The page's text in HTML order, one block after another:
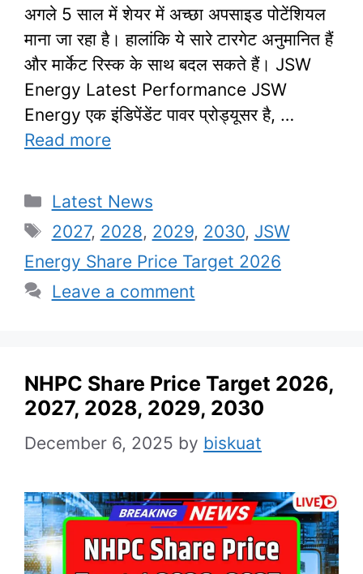
अगले 5 साल में शेयर में अच्छा अपसाइड पोटेंशियल
माना जा रहा है। हालांकि ये सारे टारगेट अनुमानित हैं
और मार्केट रिस्क के साथ बदल सकते हैं। JSW
Energy Latest Performance JSW
Energy एक इंडिपेंडेंट पावर प्रोड्यूसर है, …
Read more
Categories
Latest News
Tags
2027, 2028, 2029, 2030, JSW
Energy Share Price Target 2026
Leave a comment
NHPC Share Price Target 2026,
2027, 2028, 2029, 2030
December 6, 2025 by biskuat